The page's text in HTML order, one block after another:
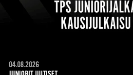
04.08.2026